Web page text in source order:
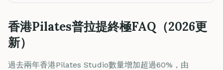
香港Pilates普拉提終極FAQ（2026更
新）
過去兩年香港Pilates Studio數量增加超過60%，由